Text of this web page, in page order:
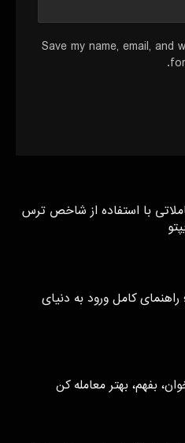
Save my name, email, and
با استفاده از شاخص ترس
راهنمای کامل ورود به دنیای
بفهم، بهتر معامله کن